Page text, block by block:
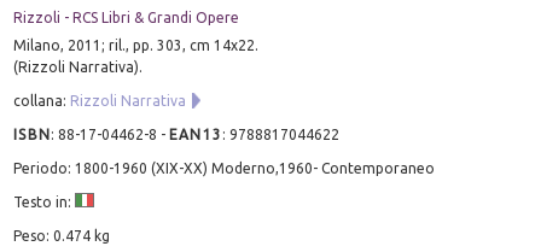
Rizzoli - RCS Libri & Grandi Opere
Milano, 2011; ril., pp. 303, cm 14x22.
(Rizzoli Narrativa).
collana: Rizzoli Narrativa
ISBN:88-17-04462-8 - EAN13 :9788817044622
Periodo: 1800-1960 (XIX-XX) Moderno,1960- Contemporaneo
Testo in:
Peso: 0.474 kg